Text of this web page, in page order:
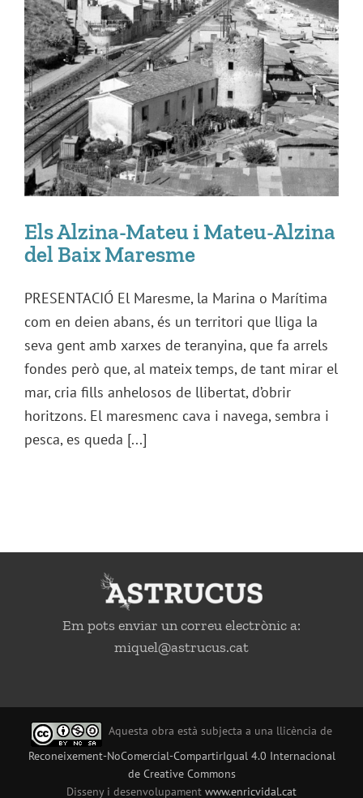
Els Alzina-Mateu i Mateu-Alzina
del Baix Maresme
PRESENTACIÓ El Maresme, la Marina o Marítima
com en deien abans, és un territori que lliga la
seva gent amb xarxes de teranyina, que fa arrels
fondes però que, al mateix temps, de tant mirar el
mar, cria fills anhelosos de llibertat, d’obrir
horitzons. El maresmenc cava i navega, sembra i
pesca, es queda [...]
Em pots enviar un correu electrònic a:
miquel@astrucus.cat
Aquesta obra està subjecta a una llicència de
Reconeixement-NoComercial-CompartirIgual 4.0 Internacional
de Creative Commons
Disseny i desenvolupament www.enricvidal.cat